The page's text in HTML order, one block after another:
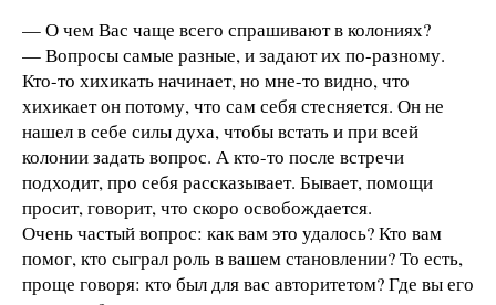
— О чем Вас чаще всего спрашивают в колониях?
— Вопросы самые разные, и задают их по-разному.
Кто-то хихикать начинает, но мне-то видно, что
хихикает он потому, что сам себя стесняется. Он не
нашел в себе силы духа, чтобы встать и при всей
колонии задать вопрос. А кто-то после встречи
подходит, про себя рассказывает. Бывает, помощи
просит, говорит, что скоро освобождается.
Очень частый вопрос: как вам это удалось? Кто вам
помог, кто сыграл роль в вашем становлении? То есть,
проще говоря: кто был для вас авторитетом? Где вы его